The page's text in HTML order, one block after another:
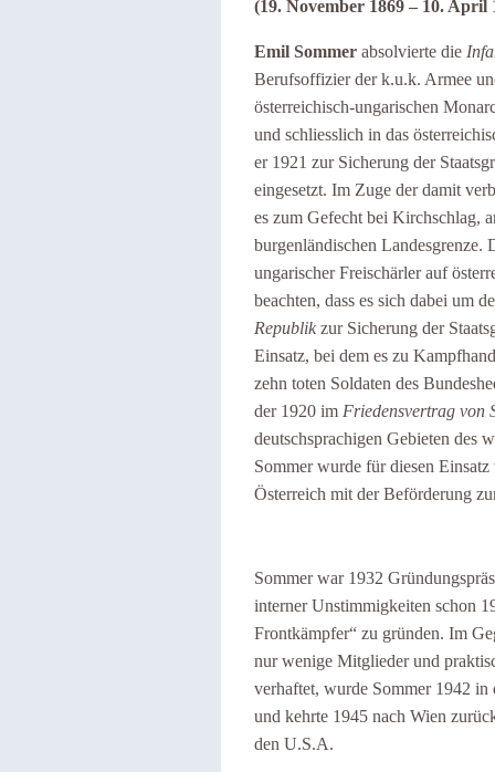
(19. November 1869 – 10. April
Emil Sommer absolvierte die
Berufsoffizier der k.u.k. Armee
österreichisch-ungarischen
und schliesslich in das
er 1921 zur Sicherung der
eingesetzt. Im Zuge der damit
es zum Gefecht bei Kirchschlag,
burgenländischen
ungarischer Freischärler auf
beachten, dass es sich dabei um
Republik zur Sicherung der
Einsatz, bei dem es zu
zehn toten Soldaten des
der 1920 im Friedensvertrag von
deutschsprachigen Gebieten des
Sommer wurde für diesen
Österreich mit der Beförderung
Sommer war 1932
interner Unstimmigkeiten schon
Frontkämpfer“ zu gründen. Im
nur wenige Mitglieder und
verhaftet, wurde Sommer 1942
und kehrte 1945 nach Wien
den U.S.A.